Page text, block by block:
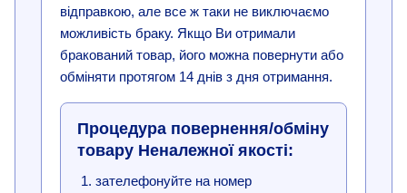
відправкою, але все ж таки не виключаємо
можливість браку. Якщо Ви отримали
бракований товар, його можна повернути або
обміняти протягом 14 днів з дня отримання.
Процедура повернення/обміну
товару Неналежної якості:
зателефонуйте на номер